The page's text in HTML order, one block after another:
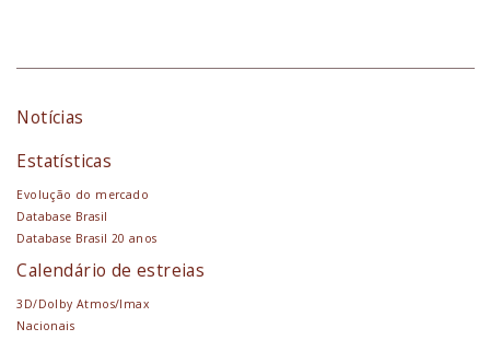
Notícias
Estatísticas
Evolução do mercado
Database Brasil
Database Brasil 20 anos
Calendário de estreias
3D/Dolby Atmos/Imax
Nacionais